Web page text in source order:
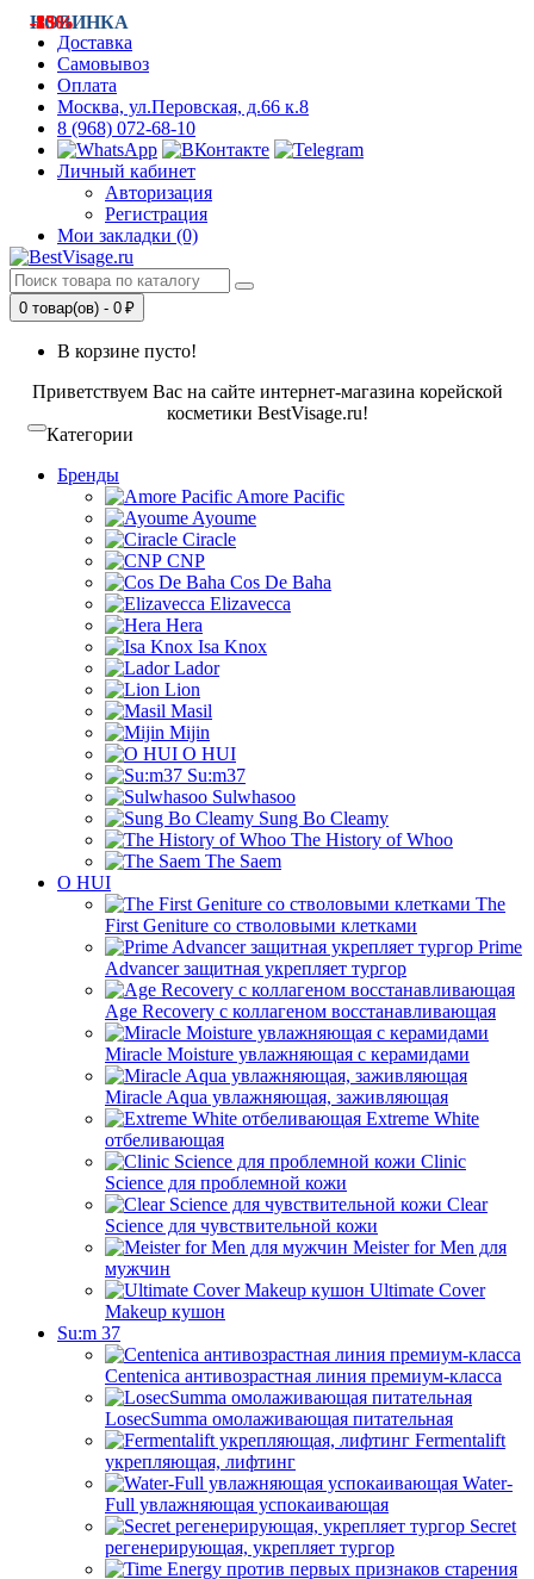
Доставка
Самовывоз
Оплата
Москва, ул.Перовская, д.66 к.8
8 (968) 072-68-10
Личный кабинет
Авторизация
Регистрация
Мои закладки (0)
0 товар(ов) - 0 ₽
В корзине пусто!
Приветствуем Вас на сайте интернет-магазина корейской
косметики BestVisage.ru!
Категории
Бренды
Amore Pacific
Ayoume
Ciracle
CNP
Cos De Baha
Elizavecca
Hera
Isa Knox
Lador
Lion
Masil
Mijin
O HUI
Su:m37
Sulwhasoo
Sung Bo Cleamy
The History of Whoo
The Saem
O HUI
The
First Geniture со стволовыми клетками
Prime
Advancer защитная укрепляет тургор
Age Recovery с коллагеном восстанавливающая
Miracle Moisture увлажняющая с керамидами
Miracle Aqua увлажняющая, заживляющая
Extreme White
отбеливающая
Clinic
Science для проблемной кожи
Clear
Science для чувствительной кожи
Meister for Men для
мужчин
Ultimate Cover
Makeup кушон
Su:m 37
Centenica антивозрастная линия премиум-класса
LosecSumma омолаживающая питательная
Fermentalift
укрепляющая, лифтинг
Water-
Full увлажняющая успокаивающая
Secret
регенерирующая, укрепляет тургор
-25%
НОВИНКА
-13%
-8%